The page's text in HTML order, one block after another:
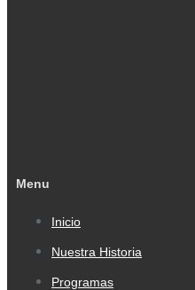
Menu
Inicio
Nuestra Historia
Programas